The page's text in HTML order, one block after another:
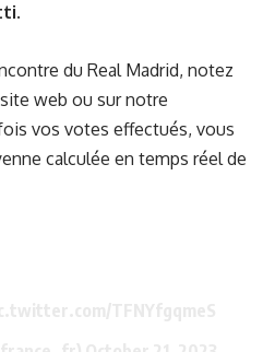
du Real Madrid, notez
web ou sur notre
vos votes effectués, vous
calculée en temps réel de